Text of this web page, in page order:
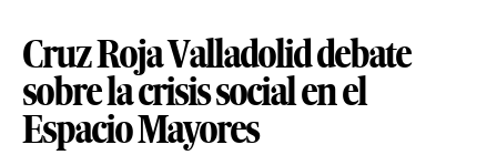
Cruz Roja Valladolid debate
sobre la crisis social en el
Espacio Mayores